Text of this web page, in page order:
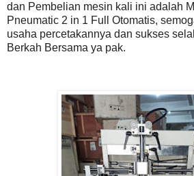
dan Pembelian mesin kali ini adalah
Pneumatic 2 in 1 Full Otomatis,
usaha percetakannya dan sukses
Berkah Bersama ya pak.